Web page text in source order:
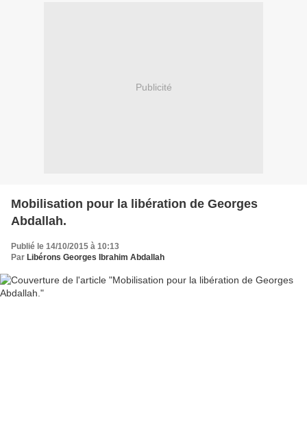
Publicité
Mobilisation pour la libération de Georges
Abdallah.
Publié le 14/10/2015 à 10:13
Par Libérons Georges Ibrahim Abdallah